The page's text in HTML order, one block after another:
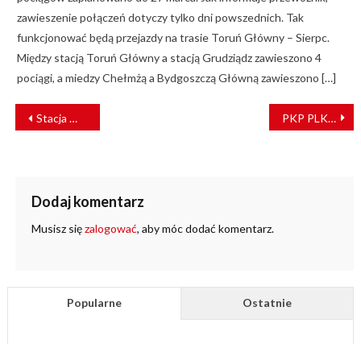
zawieszenie połączeń dotyczy tylko dni powszednich. Tak
funkcjonować będą przejazdy na trasie Toruń Główny – Sierpc.
Między stacją Toruń Główny a stacją Grudziądz zawieszono 4
pociągi, a miedzy Chełmżą a Bydgoszczą Główną zawieszono […]
NAWIGACJA
WPISU
Stacja Warszawa Gdańska zyska ruchome schody i kładkę [ZDJĘCIA] PKP PLK rozmawiają z samorządami o Programie Kolej Plus
Dodaj komentarz
Musisz sięzalogować, aby móc dodać komentarz.
Popularne Ostatnie